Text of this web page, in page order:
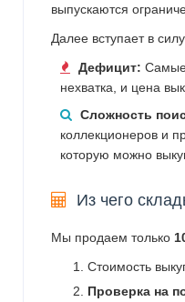
выпускаются
Далее вступает в
Дефицит: Самые
нехватка, и цена
Сложность
коллекционеров и
которую можно
Из чего
Мы продаем только
Стоимость
Проверка на